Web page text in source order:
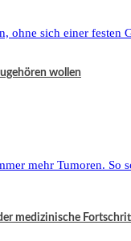
wollen
medizinische